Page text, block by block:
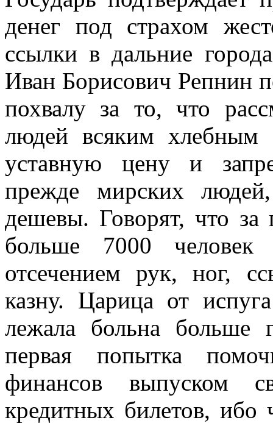
денег под страхом
ссылки в дальние
Иван Борисович Репнин
похвалу за то, что
людей всяким хлебным
уставную цену и
прежде мирских
дешевы. Говорят, что за
больше 7000
отсечением рук, ног,
казну. Царица от
лежала больна больше
первая попытка
финансов выпуском
кредитных билетов,